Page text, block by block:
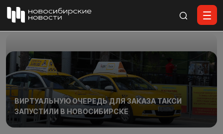
ВИРТУАЛЬНУЮ ОЧЕРЕДЬ ДЛЯ ЗАКАЗА ТАКСИ
ЗАПУСТИЛИ В НОВОСИБИРСКЕ